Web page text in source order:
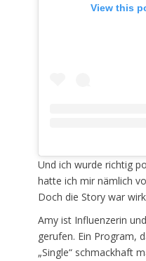
View this
Und ich wurde richtig
hatte ich mir nämlich
Doch die Story war
Amy ist Influenzerin
gerufen. Ein Program,
„Single“ schmackhaft